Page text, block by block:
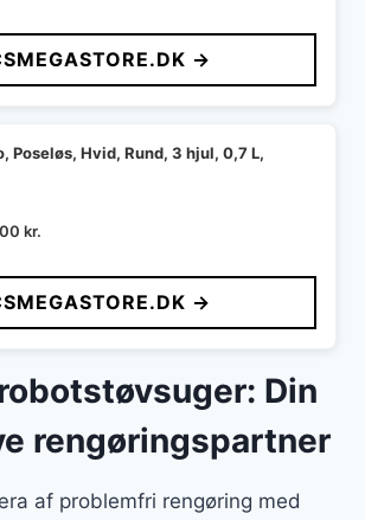
→
Poseløs, Hvid, Rund, 3 hjul, 0,7 L,
kr.
→
Din
rengøringspartner
af problemfri rengøring med